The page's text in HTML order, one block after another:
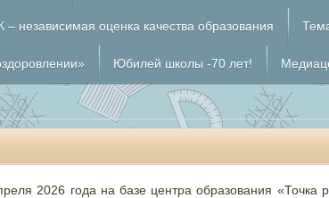
– независимая оценка качества образования
Юбилей школы -70 лет!
2026 года на базе центра образования «Точка